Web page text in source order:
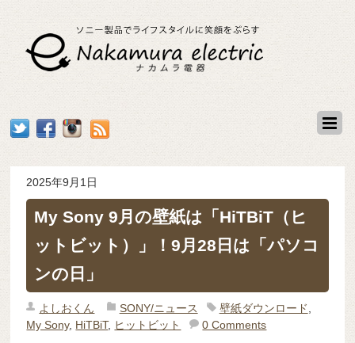
2025年9月1日
My Sony 9月の壁紙は「HiTBiT（ヒ
ットビット）」！9月28日は「パソコ
ンの日」
よしおくん SONY/ニュース 壁紙ダウンロード
My Sony, HiTBiT, ヒットビット 0 Comments